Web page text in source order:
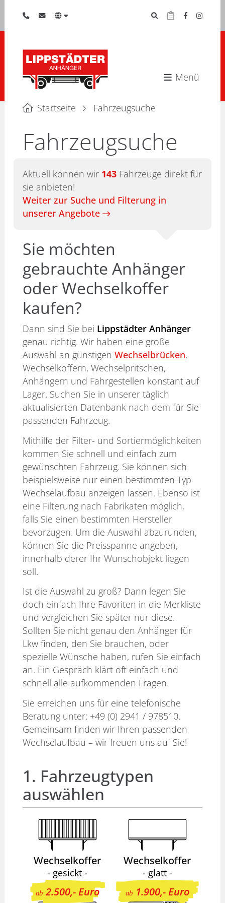
Menü
Startseite Fahrzeugsuche
Fahrzeugsuche
Aktuell können wir 143Fahrzeuge direkt für
sie anbieten!
Weiter zur Suche und Filterung in
unserer Angebote
Sie möchten
gebrauchte Anhänger
oder Wechselkoffer
kaufen?
Dann sind Sie bei Lippstädter Anhänger
genau richtig. Wir haben eine große
Auswahl an günstigen Wechselbrücken,
Wechselkoffern, Wechselpritschen,
Anhängern und Fahrgestellen konstant auf
Lager. Suchen Sie in unserer täglich
aktualisierten Datenbank nach dem für Sie
passenden Fahrzeug.
Mithilfe der Filter- und Sortiermöglichkeiten
kommen Sie schnell und einfach zum
gewünschten Fahrzeug. Sie können sich
beispielsweise nur einen bestimmten Typ
Wechselaufbau anzeigen lassen. Ebenso ist
eine Filterung nach Fabrikaten möglich,
falls Sie einen bestimmten Hersteller
bevorzugen. Um die Auswahl abzurunden,
können Sie die Preisspanne angeben,
innerhalb derer Ihr Wunschobjekt liegen
soll.
Ist die Auswahl zu groß? Dann legen Sie
doch einfach Ihre Favoriten in die Merkliste
und vergleichen Sie später nur diese.
Sollten Sie nicht genau den Anhänger für
Lkw finden, den Sie brauchen, oder
spezielle Wünsche haben, rufen Sie einfach
an. Ein Gespräch klärt oft einfach und
schnell alle aufkommenden Fragen.
Sie erreichen uns für eine telefonische
Beratung unter: +49 (0) 2941 / 978510.
Gemeinsam finden wir Ihren passenden
Wechselaufbau – wir freuen uns auf Sie!
1. Fahrzeugtypen
auswählen
Wechselkoffer
- gesickt -
ab 2.500,- Euro
Wechselkoffer
- glatt -
ab 1.900,- Euro